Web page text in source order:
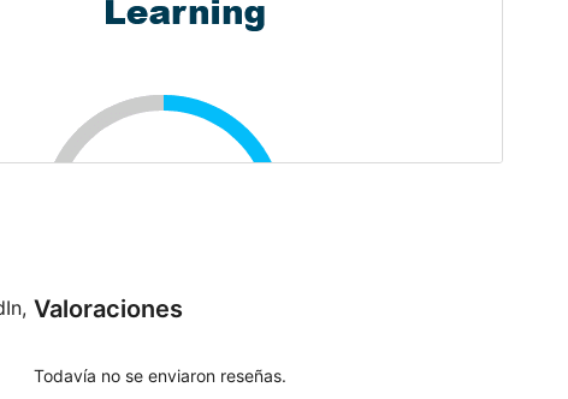
Valoraciones
Todavía no se enviaron reseñas.